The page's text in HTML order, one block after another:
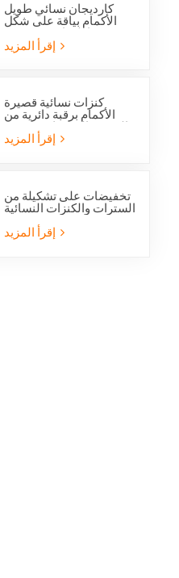
كارديجان نسائي طويل
الأكمام بياقة على شكل
حرف V مع رباط جانبي
أمامي
كنزات نسائية قصيرة
الأكمام برقبة دائرية من
الصوف المحبوك، متوفرة
تخفيضات على تشكيلة من
السترات والكنزات النسائية
الخفيفة الوزن المصنوعة
من الصوف القطبي بنصف
سحاب، مناسبة للمشي